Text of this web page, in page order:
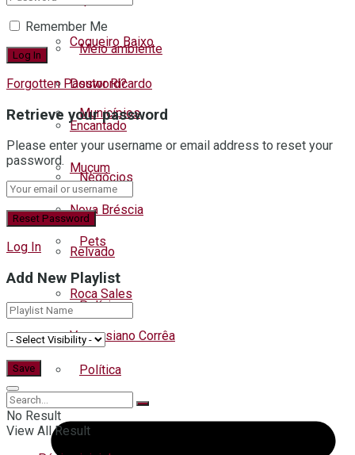
Meio ambiente
Municípios
Negócios
Pets
Polícia
Política
Regional
Coqueiro Baixo
Doutor Ricardo
Encantado
Muçum
Nova Bréscia
Relvado
Roca Sales
Vespasiano Corrêa
Remember Me
Forgotten Password?
Retrieve your password
Please enter your username or email address to reset your
password.
Log In
Add New Playlist
No Result
View All Result